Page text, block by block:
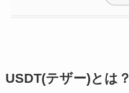
USDT(テザー)とは？